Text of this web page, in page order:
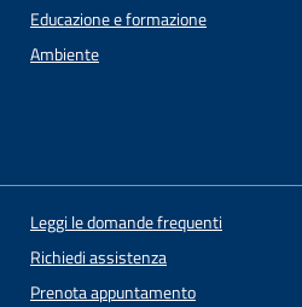
Educazione e formazione
Ambiente
Leggi le domande frequenti
Richiedi assistenza
Prenota appuntamento